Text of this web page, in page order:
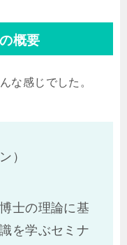
概要
な感じでした。
）
士の理論に基
を学ぶセミナ